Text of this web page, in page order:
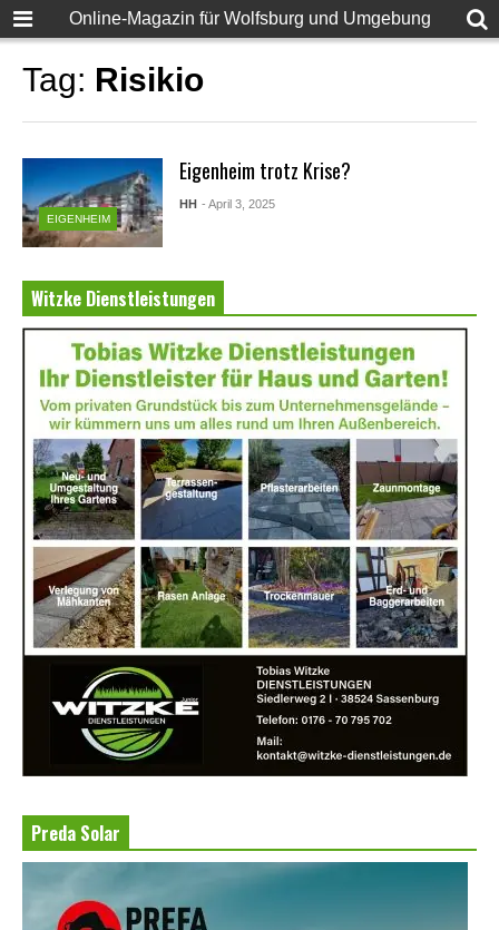
Online-Magazin für Wolfsburg und Umgebung
Tag: Risikio
EIGENHEIM
Eigenheim trotz Krise?
HH - April 3, 2025
Witzke Dienstleistungen
Preda Solar